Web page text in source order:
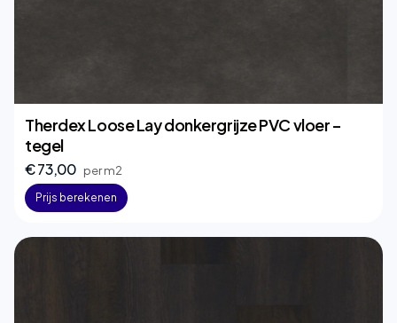
Therdex Loose Lay donkergrijze PVC vloer –
tegel
€ 73,00 per m2
Prijs berekenen